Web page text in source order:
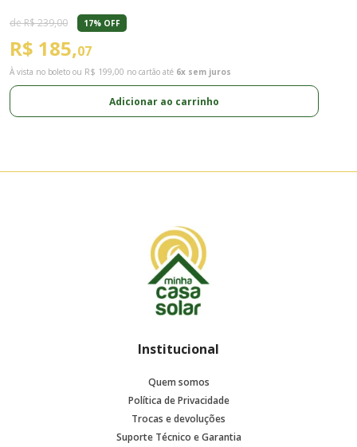
de R$ 239,00 17% OFF
R$ 185,07
À vista no boleto ou R$ 199,00 no cartão até 6x sem juros
Adicionar ao carrinho
Institucional
Quem somos
Política de Privacidade
Trocas e devoluções
Suporte Técnico e Garantia